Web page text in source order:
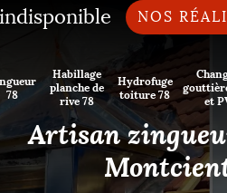
indisponible NOS
78
Habillage
planche de
rive 78
Hydrofuge
toiture 78
et
Artisan